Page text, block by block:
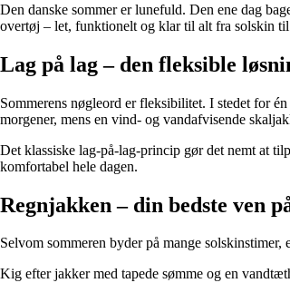
Den danske sommer er lunefuld. Den ene dag
overtøj – let, funktionelt og klar til alt fra solskin
Lag på lag – den fleksible
Sommerens nøgleord er fleksibilitet. I stedet for
morgener, mens en vind- og vandafvisende
Det klassiske lag-på-lag-princip gør det nemt at
komfortabel hele dagen.
Regnjakken – din bedste ven
Selvom sommeren byder på mange
Kig efter jakker med tapede sømme og en